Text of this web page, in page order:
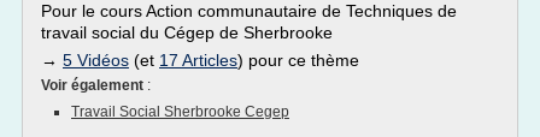
Pour le cours Action communautaire de Techniques de
travail social du Cégep de Sherbrooke
→ 5 Vidéos (et 17 Articles) pour ce thème
Voir également :
Travail Social Sherbrooke Cegep